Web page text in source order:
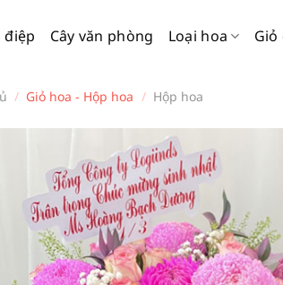
điệp Cây văn phòng Loại hoa
/ Giỏ hoa - Hộp hoa / Hộp hoa